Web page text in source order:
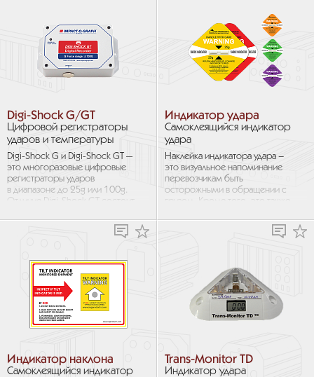
Digi-Shock G/GT
Цифровой регистраторы
ударов и температуры
Digi-Shock G и Digi-Shock GT —
это многоразовые цифровые
регистраторы ударов
в диапазоне до 25g или 100g.
Отличие Digi-Shock GT состоит
Индикатор удара
Самоклеящийся индикатор
удара
Наклейка индикатора удара –
это визуальное напоминание
перевозчикам быть
осторожными в обращении с
грузом. Кроме того, это также
Индикатор наклона
Самоклеящийся индикатор
Trans-Monitor TD
Индикатор удара